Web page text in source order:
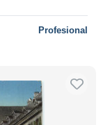
Profesional